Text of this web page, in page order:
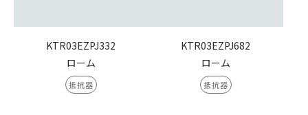
KTR03EZPJ332
ローム
抵抗器
KTR03EZPJ682
ローム
抵抗器